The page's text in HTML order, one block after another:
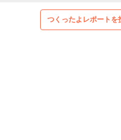
つくったよレポートを